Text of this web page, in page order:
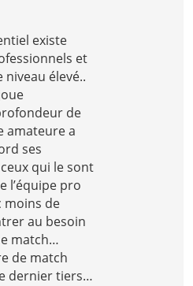
existe
et
élevé..
de
amateure a
ses
qui le sont
l’équipe pro
moins de
au besoin
match…
de match
dernier tiers…